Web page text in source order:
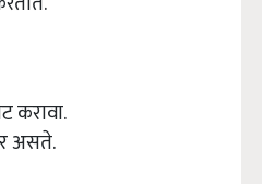
करावा.
असते.